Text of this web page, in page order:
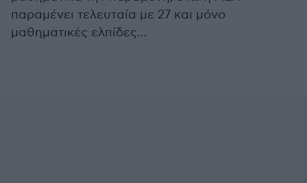
παραμένει τελευταία με 27 και μόνο
μαθηματικές ελπίδες...